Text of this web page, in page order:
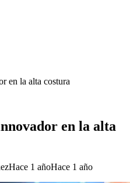
en la alta costura
en la alta
Hace 1 añoHace 1 año